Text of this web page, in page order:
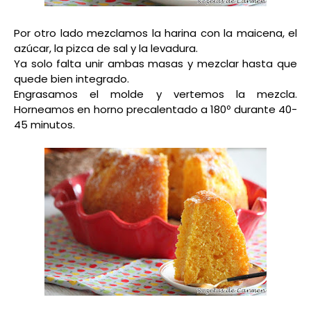
Por otro lado mezclamos la harina con la maicena, el
azúcar, la pizca de sal y la levadura.
Ya solo falta unir ambas masas y mezclar hasta que
quede bien integrado.
Engrasamos el molde y vertemos la mezcla.
Horneamos en horno precalentado a 180º durante 40-
45 minutos.